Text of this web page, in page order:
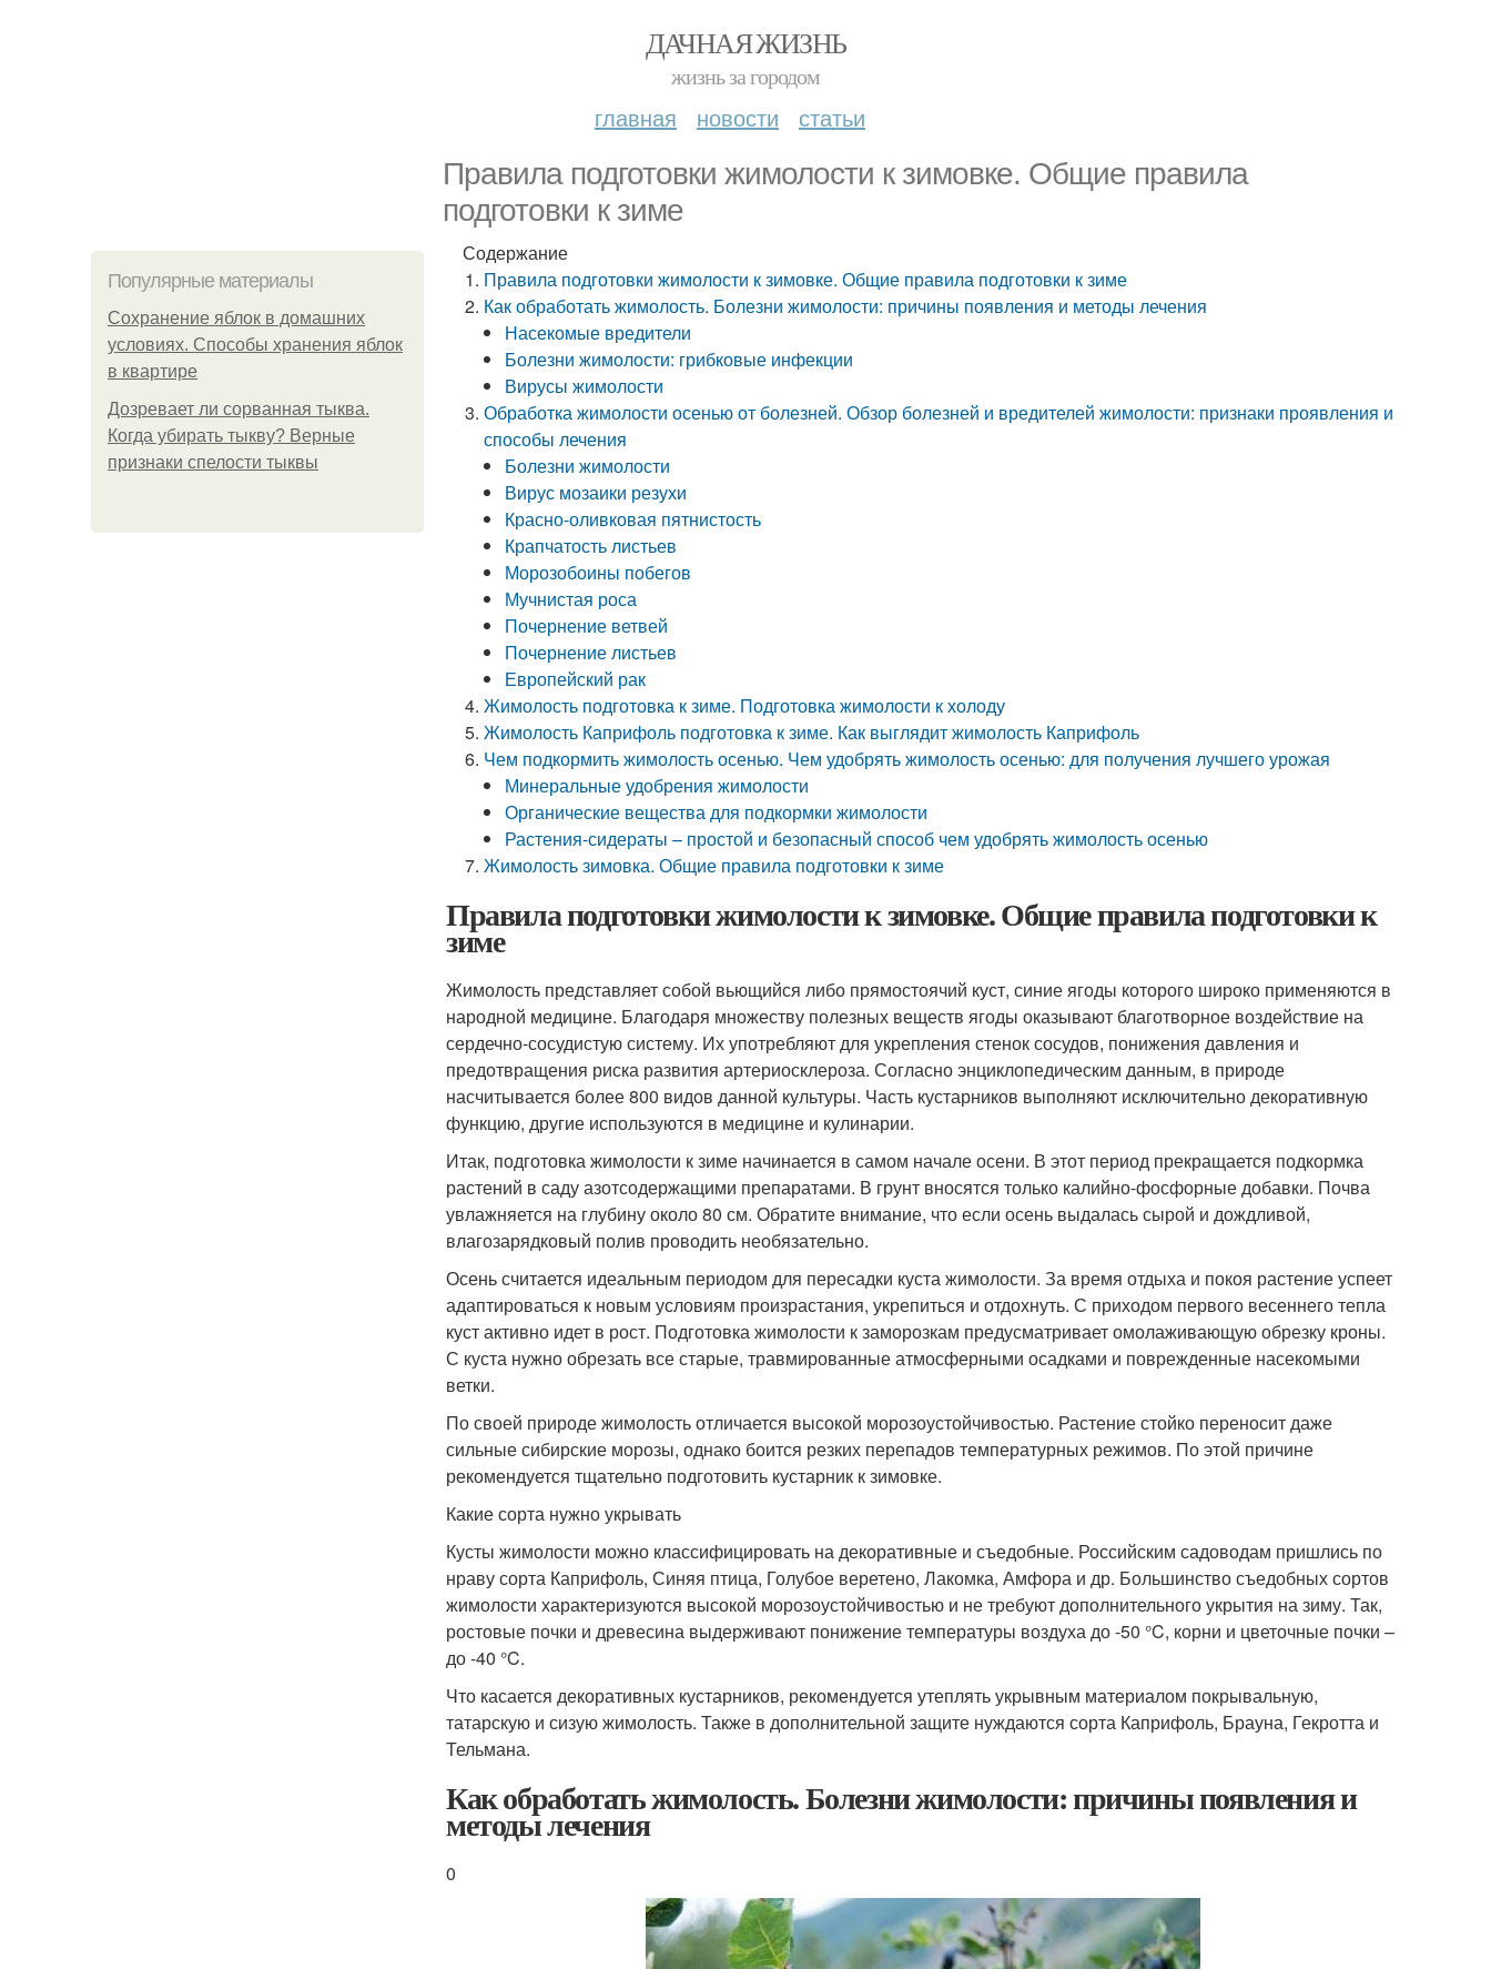
ДАЧНАЯ ЖИЗНЬ
жизнь за городом
главная новости статьи
Правила подготовки жимолости к зимовке. Общие правила
подготовки к зиме
Популярные материалы
Сохранение яблок в домашних
условиях. Способы хранения яблок
в квартире
Дозревает ли сорванная тыква.
Когда убирать тыкву? Верные
признаки спелости тыквы
Содержание
Правила подготовки жимолости к зимовке. Общие правила подготовки к зиме
Как обработать жимолость. Болезни жимолости: причины появления и методы лечения
Насекомые вредители
Болезни жимолости: грибковые инфекции
Вирусы жимолости
Обработка жимолости осенью от болезней. Обзор болезней и вредителей жимолости: признаки проявления и
способы лечения
Болезни жимолости
Вирус мозаики резухи
Красно-оливковая пятнистость
Крапчатость листьев
Морозобоины побегов
Мучнистая роса
Почернение ветвей
Почернение листьев
Европейский рак
Жимолость подготовка к зиме. Подготовка жимолости к холоду
Жимолость Каприфоль подготовка к зиме. Как выглядит жимолость Каприфоль
Чем подкормить жимолость осенью. Чем удобрять жимолость осенью: для получения лучшего урожая
Минеральные удобрения жимолости
Органические вещества для подкормки жимолости
Растения-сидераты – простой и безопасный способ чем удобрять жимолость осенью
Жимолость зимовка. Общие правила подготовки к зиме
Правила подготовки жимолости к зимовке. Общие правила подготовки к
зиме
Жимолость представляет собой вьющийся либо прямостоячий куст, синие ягоды которого широко применяются в
народной медицине. Благодаря множеству полезных веществ ягоды оказывают благотворное воздействие на
сердечно-сосудистую систему. Их употребляют для укрепления стенок сосудов, понижения давления и
предотвращения риска развития артериосклероза. Согласно энциклопедическим данным, в природе
насчитывается более 800 видов данной культуры. Часть кустарников выполняют исключительно декоративную
функцию, другие используются в медицине и кулинарии.
Итак, подготовка жимолости к зиме начинается в самом начале осени. В этот период прекращается подкормка
растений в саду азотсодержащими препаратами. В грунт вносятся только калийно-фосфорные добавки. Почва
увлажняется на глубину около 80 см. Обратите внимание, что если осень выдалась сырой и дождливой,
влагозарядковый полив проводить необязательно.
Осень считается идеальным периодом для пересадки куста жимолости. За время отдыха и покоя растение успеет
адаптироваться к новым условиям произрастания, укрепиться и отдохнуть. С приходом первого весеннего тепла
куст активно идет в рост. Подготовка жимолости к заморозкам предусматривает омолаживающую обрезку кроны.
С куста нужно обрезать все старые, травмированные атмосферными осадками и поврежденные насекомыми
ветки.
По своей природе жимолость отличается высокой морозоустойчивостью. Растение стойко переносит даже
сильные сибирские морозы, однако боится резких перепадов температурных режимов. По этой причине
рекомендуется тщательно подготовить кустарник к зимовке.
Какие сорта нужно укрывать
Кусты жимолости можно классифицировать на декоративные и съедобные. Российским садоводам пришлись по
нраву сорта Каприфоль, Синяя птица, Голубое веретено, Лакомка, Амфора и др. Большинство съедобных сортов
жимолости характеризуются высокой морозоустойчивостью и не требуют дополнительного укрытия на зиму. Так,
ростовые почки и древесина выдерживают понижение температуры воздуха до -50 °C, корни и цветочные почки –
до -40 °C.
Что касается декоративных кустарников, рекомендуется утеплять укрывным материалом покрывальную,
татарскую и сизую жимолость. Также в дополнительной защите нуждаются сорта Каприфоль, Брауна, Гекротта и
Тельмана.
Как обработать жимолость. Болезни жимолости: причины появления и
методы лечения
0